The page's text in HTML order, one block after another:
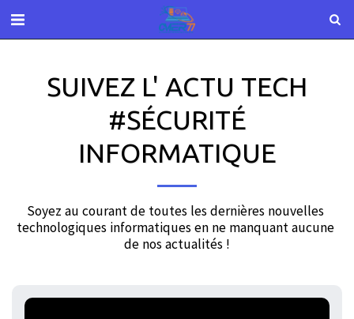
SUIVEZ L' ACTU TECH
#SÉCURITÉ
INFORMATIQUE
Soyez au courant de toutes les dernières nouvelles
technologiques informatiques en ne manquant aucune
de nos actualités !